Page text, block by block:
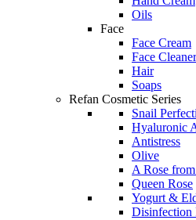
Oils
Face
Face Cream
Face
Hair
Soaps
Refan Cosmetic Series
Snail
Hyaluronic
Antistress
Olive
A Rose
Queen Rose
Yogurt &
Disinfection